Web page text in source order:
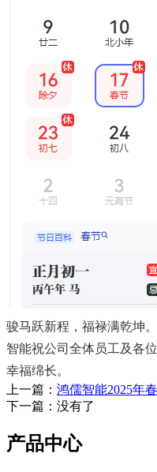
骏马跃新程，福禄满乾坤
智能祝公司全体员工及各
幸福绵长。
上一篇： 鸿儒智能2025年
下一篇：没有了
产品中心